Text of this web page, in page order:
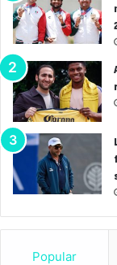
Popular